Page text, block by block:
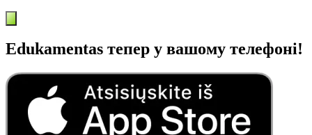
Edukamentas тепер у вашому телефоні!